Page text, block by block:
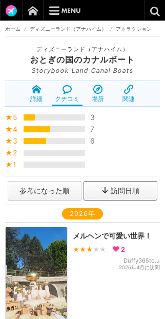
ホーム / ディズニーランド（アナハイム） / アトラクション
ディズニーランド（アナハイム）
おとぎの国のカナルボート
Storybook Land Canal Boats
詳細 クチコミ 場所 関連
★5
3
★4
7
★3
6
★2
★1
参考になった順 訪問日順
2026年
メルヘンで可愛い世界！
★★★ ★★ 2
Duffy365to.u
2026年4月に訪問